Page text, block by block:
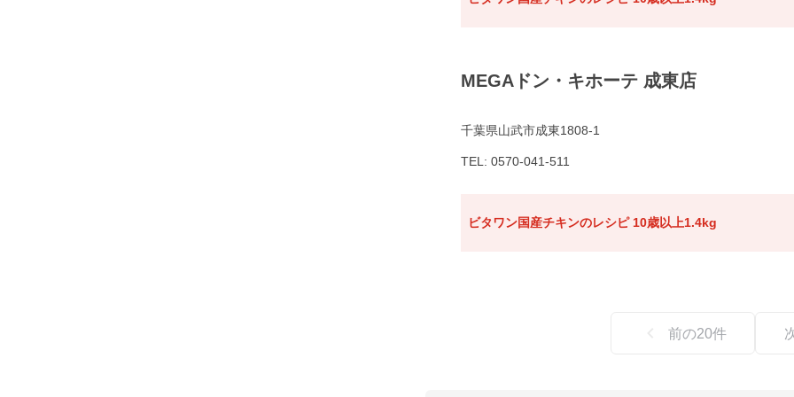
MEGAドン・キホーテ 成東店
千葉県山武市成東1808-1
TEL: 0570-041-511
ビタワン国産チキンのレシピ 10歳以上1.4kg
前の20件